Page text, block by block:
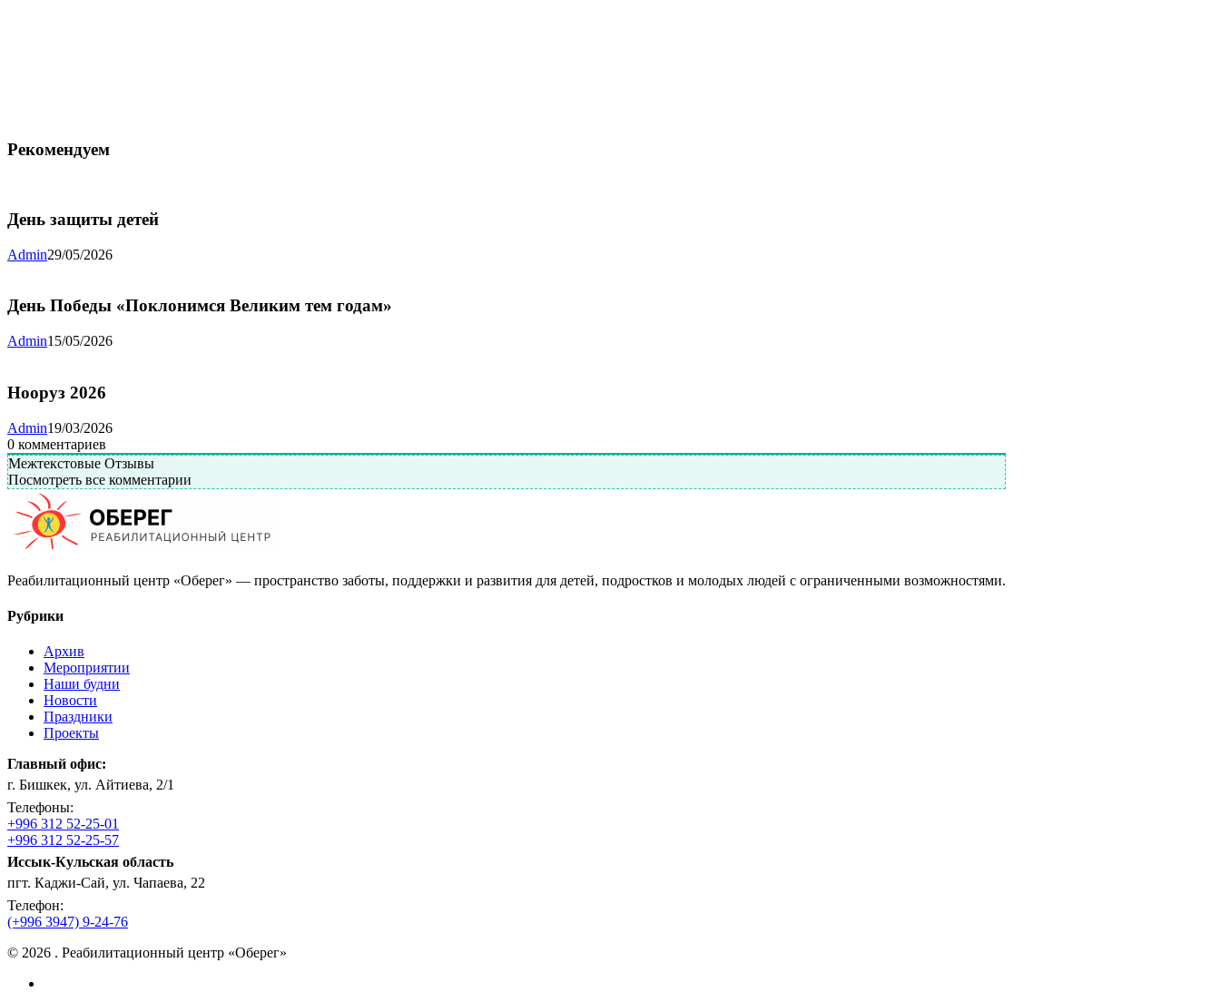
Рекомендуем
День защиты детей
Admin29/05/2026
День Победы «Поклонимся Великим тем годам»
Admin15/05/2026
Нооруз 2026
Admin19/03/2026
0 комментариев
Межтекстовые Отзывы
Посмотреть все комментарии
Реабилитационный центр «Оберег» — пространство заботы, поддержки и развития для детей, подростков и молодых людей с ограниченными возможностями.
Рубрики
Архив
Мероприятии
Наши будни
Новости
Праздники
Проекты
Главный офис:
г. Бишкек, ул. Айтиева, 2/1
Телефоны:
+996 312 52-25-01
+996 312 52-25-57
Иссык-Кульская область
пгт. Каджи-Сай, ул. Чапаева, 22
Телефон:
(+996 3947) 9-24-76
© 2026 . Реабилитационный центр «Оберег»